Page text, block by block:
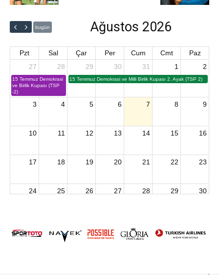
bugün Ağustos 2026
Pzt Sal Çar Per Cum Cmt
Paz
27
15 Temmuz Demokrasi
ve Birlik Kupası (TSP
-2)
28 29
15 Temmuz Demokrasi ve Milli Birlik Kupası 2. Ayak (TSP 2)
30 31 1 2
3 4 5 6 7 8 9
10 11 12 13 14 15 16
17 18 19 20 21 22 23
24 25 26 27 28 29 30